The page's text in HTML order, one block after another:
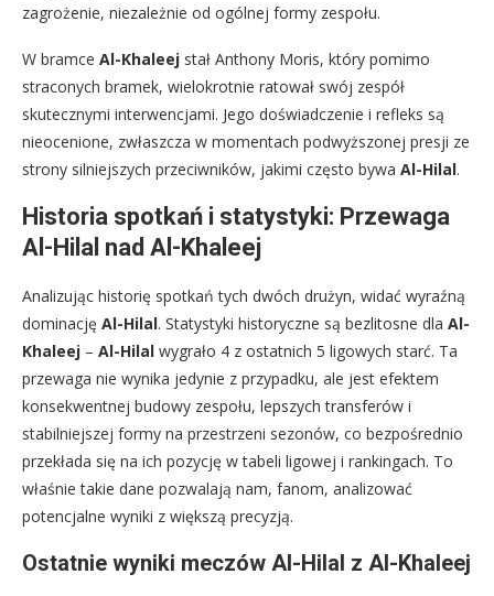
zagrożenie, niezależnie od ogólnej formy zespołu.
W bramce Al-Khaleej stał Anthony Moris, który pomimo
straconych bramek, wielokrotnie ratował swój zespół
skutecznymi interwencjami. Jego doświadczenie i refleks są
nieocenione, zwłaszcza w momentach podwyższonej presji ze
strony silniejszych przeciwników, jakimi często bywa Al-Hilal.
Historia spotkań i statystyki: Przewaga
Al-Hilal nad Al-Khaleej
Analizując historię spotkań tych dwóch drużyn, widać wyraźną
dominację Al-Hilal. Statystyki historyczne są bezlitosne dla Al-
Khaleej – Al-Hilal wygrało 4 z ostatnich 5 ligowych starć. Ta
przewaga nie wynika jedynie z przypadku, ale jest efektem
konsekwentnej budowy zespołu, lepszych transferów i
stabilniejszej formy na przestrzeni sezonów, co bezpośrednio
przekłada się na ich pozycję w tabeli ligowej i rankingach. To
właśnie takie dane pozwalają nam, fanom, analizować
potencjalne wyniki z większą precyzją.
Ostatnie wyniki meczów Al-Hilal z Al-Khaleej